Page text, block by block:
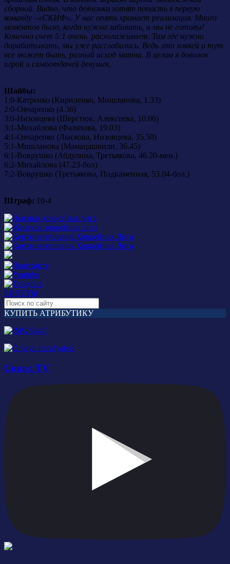
сборной. Видно, что девчонки хотят попасть в первую
команду –«СКИФ». У нас опять хромает реализация. Много
моментов было, когда нужно забивать, а мы не готовы!
Конечно счет 5:1 очень расхолаживает. Там где нужно
дорабатывать, мы уже расслабились. Ведь это хоккей и тут
все может быть, разный исход матча. В целом я доволен
игрой и самоотдачей девушек.
Шайбы:
1:0-Катренко (Кириленко, Мишланова, 1.33)
2:0-Овчаренко (4.36)
3:0-Низовцева (Шерстюк, Алексеева, 10.06)
3:1-Михайлова (Фаляхова, 19.03)
4:1-Овчаренко (Лыскова, Низовцева, 35.50)
5:1-Мишланова (Мамацашвили, 36.45)
6:1-Воврушко (Абдулина, Третьякова, 46.20-мен.)
6:2-Михайлова (47.23-бол)
7:2-Воврушко (Третьякова, Подкаменная, 53.04-бол.)
Штраф: 10-4
БИЛЕТЫ
КУПИТЬ АТРИБУТИКУ
Сокол TV